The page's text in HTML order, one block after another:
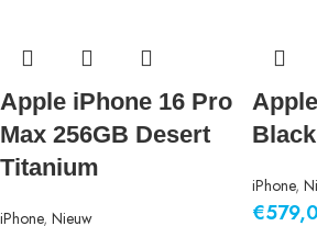
Apple iPhone 16 Pro
Max 256GB Desert
Titanium
iPhone, Nieuw
iPhone,
€